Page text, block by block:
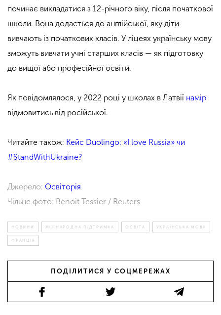
починає викладатися з 12-річного віку, після початкової
школи. Вона додається до англійської, яку діти
вивчають із початкових класів. У ліцеях українську мову
зможуть вивчати учні старших класів — як підготовку
до вищої або професійної освіти.
Як повідомлялося, у 2022 році у школах в Латвії намір
відмовитись від російської.
Читайте також: Кейс Duolingo: «I love Russia» чи
#StandWithUkraine?
Джерело: Освіторія
Чільне фото: Benoit Tessier / Reuters
НОВИНИ МІЖНАРОДНА ПІДТРИМКА ОСВІТА УКРАЇНСЬКА МОВА
ФРАНЦІЯ
ПОДІЛИТИСЯ У СОЦМЕРЕЖАХ